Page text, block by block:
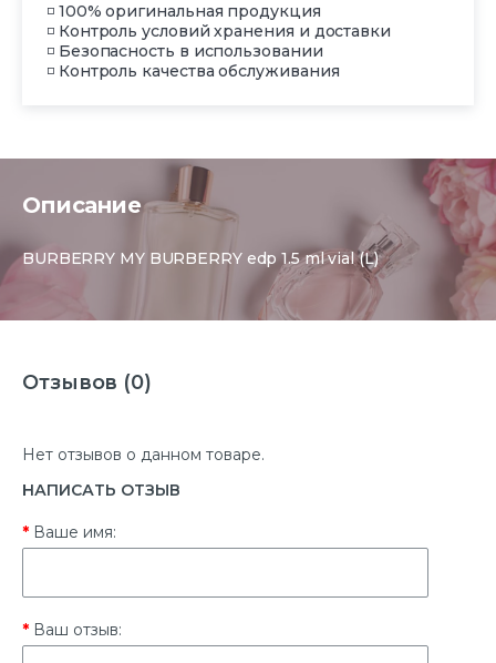
◽ 100% оригинальная продукция
◽ Контроль условий хранения и доставки
◽ Безопасность в использовании
◽ Контроль качества обслуживания
Описание
BURBERRY MY BURBERRY edp 1.5 ml vial (L)
Отзывов (0)
Нет отзывов о данном товаре.
НАПИСАТЬ ОТЗЫВ
Ваше имя:
Ваш отзыв: